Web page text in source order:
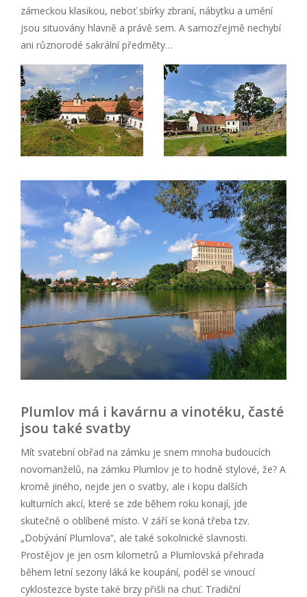
zámeckou klasikou, neboť sbírky zbraní, nábytku a umění
jsou situovány hlavně a právě sem. A samozřejmě nechybí
ani různorodé sakrální předměty…
Plumlov má i kavárnu a vinotéku, časté
jsou také svatby
Mít svatební obřad na zámku je snem mnoha budoucích
novomanželů, na zámku Plumlov je to hodně stylové, že? A
kromě jiného, nejde jen o svatby, ale i kopu dalších
kulturních akcí, které se zde během roku konají, jde
skutečně o oblíbené místo. V září se koná třeba tzv.
„Dobývání Plumlova“, ale také sokolnické slavnosti.
Prostějov je jen osm kilometrů a Plumlovská přehrada
během letní sezony láká ke koupání, podél se vinoucí
cyklostezce byste také brzy přišli na chuť. Tradiční